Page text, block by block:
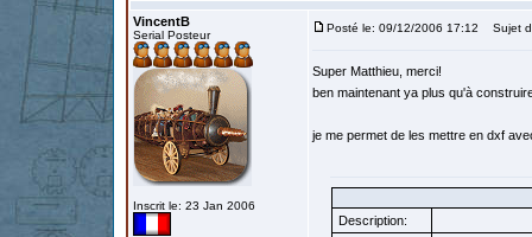
VincentB
Serial Posteur
Inscrit le: 23 Jan 2006
Posté le: 09/12/2006 17:12 Sujet
Super Matthieu, merci!
ben maintenant ya plus qu'à
je me permet de les mettre en dxf
Description: